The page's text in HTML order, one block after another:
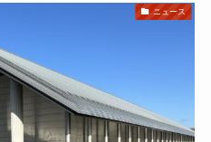
ニュース